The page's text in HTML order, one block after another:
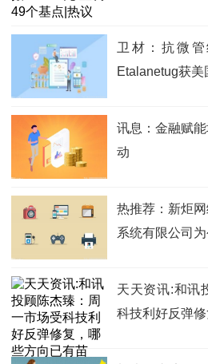
卫材：抗微
Etalanetug获
讯息：金融赋
动
热推荐：新炬
系统有限公司
天天资讯:和讯
科技利好反弹